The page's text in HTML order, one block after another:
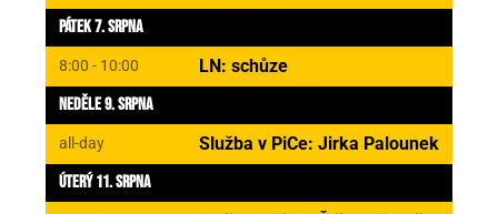
Pátek 7. Srpna
8:00 - 10:00
LN: schůze
Neděle 9. Srpna
all-day
Služba v PiCe: Jirka Palounek
Úterý 11. Srpna